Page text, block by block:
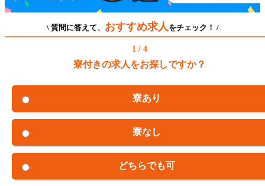
\ 質問に答えて、 おすすめ求人をチェック！ /
1 / 4
寮付きの求人をお探しですか？
寮あり
寮なし
どちらでも可